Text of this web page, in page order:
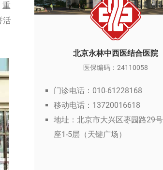
重
活
北京永林中西医结合医院
医保编码：24110058
门诊电话：010-61228168
移动电话：13720016618
地址：北京市大兴区枣园路29
座1-5层（天键广场）